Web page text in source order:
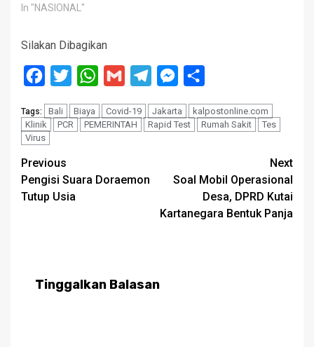
In "NASIONAL"
Silakan Dibagikan
Facebook
Twitter WhatsApp
Gmail TelegramMessenger
Tags: Bali Biaya Covid-19 Jakarta
kalpostonline.com
Klinik
PCR PEMERINTAH Rapid Test Rumah Sakit
Tes
Virus
Post
navigation
Previous
Pengisi Suara Doraemon
Tutup Usia
Next
Soal Mobil Operasional
Desa, DPRD Kutai
Kartanegara Bentuk Panja
Tinggalkan Balasan